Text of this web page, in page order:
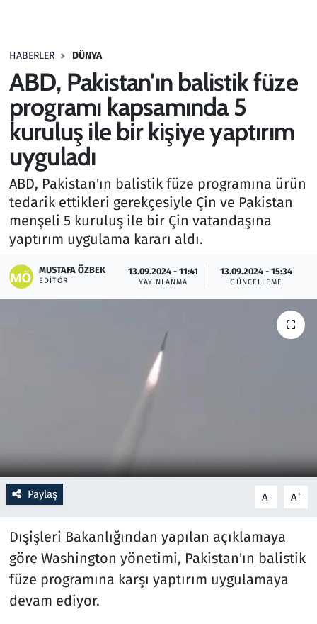
HABERLER DÜNYA
ABD, Pakistan'ın balistik füze
programı kapsamında 5
kuruluş ile bir kişiye yaptırım
uyguladı
ABD, Pakistan'ın balistik füze programına ürün
tedarik ettikleri gerekçesiyle Çin ve Pakistan
menşeli 5 kuruluş ile bir Çin vatandaşına
yaptırım uygulama kararı aldı.
MUSTAFA ÖZBEK
EDITÖR
13.09.2024 - 11:41
YAYINLANMA
13.09.2024 - 15:34
GÜNCELLEME
Paylaş A- A+
Dışişleri Bakanlığından yapılan açıklamaya
göre Washington yönetimi, Pakistan'ın balistik
füze programına karşı yaptırım uygulamaya
devam ediyor.
Haber
Kültür Sanat
Kurumsal Haberler
Lezzet Durağı
Memur ve Kamu
Otomobil
Oyun
Savunma Sanayi
Seçim 2023
Spor
Teknoloji ve Bilim
Televizyon